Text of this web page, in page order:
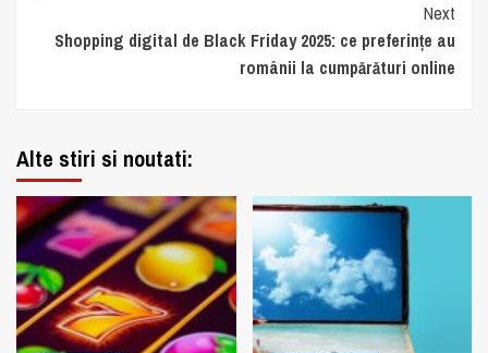
Next
Shopping digital de Black Friday 2025: ce preferințe au
românii la cumpărături online
Alte stiri si noutati: